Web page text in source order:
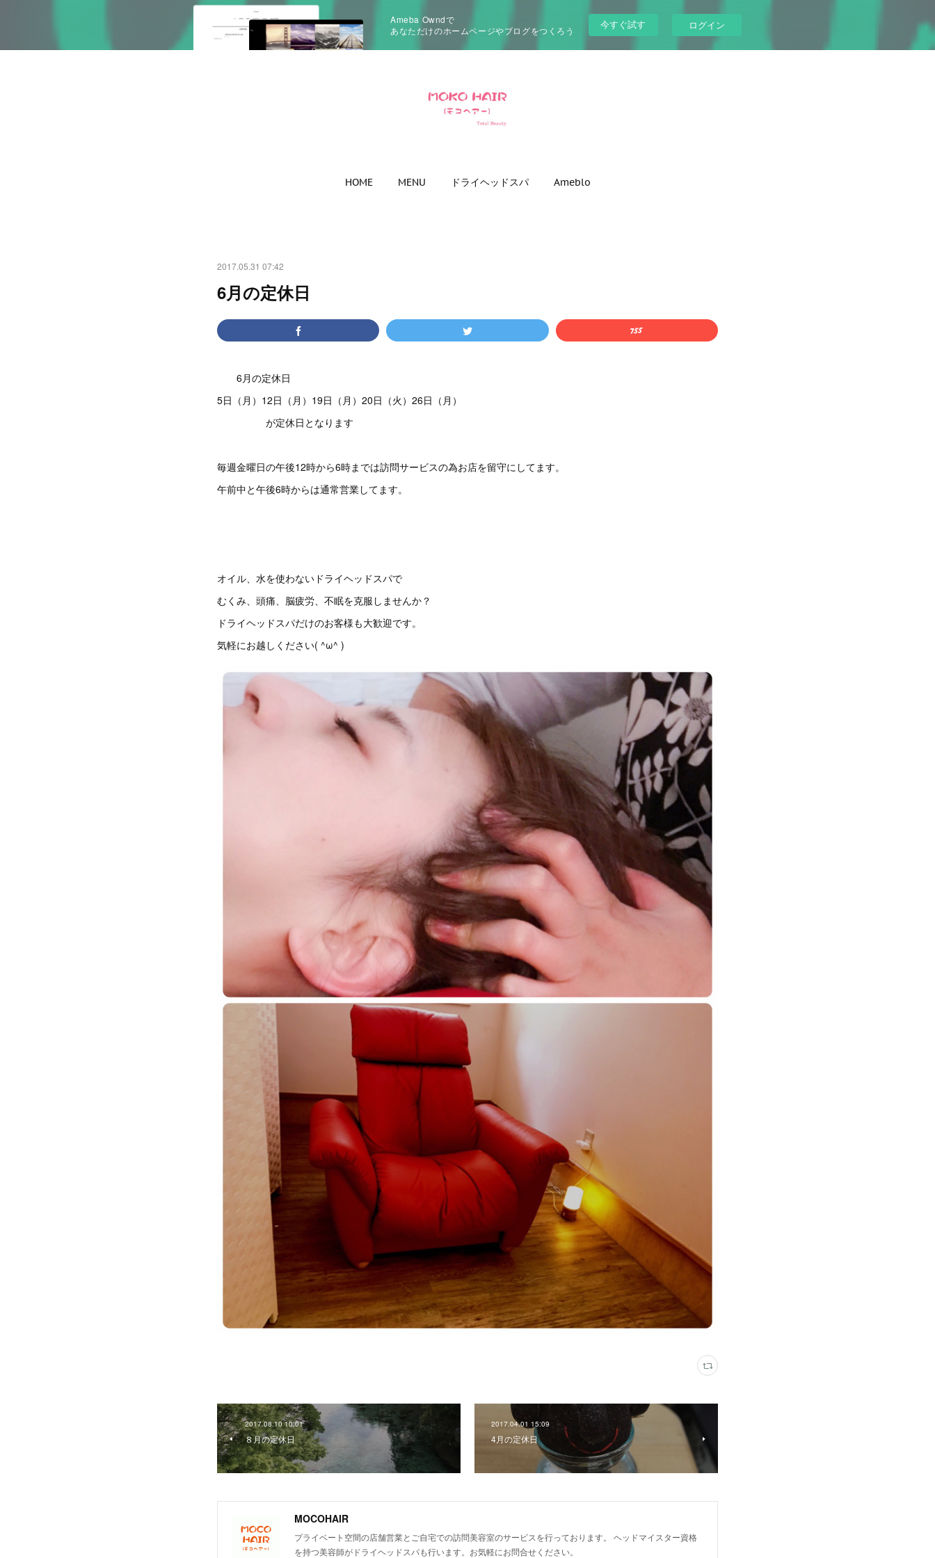
Ameba Owndで
あなただけのホームページやブログをつくろう
今すぐ試す ログイン
HOME MENU ドライヘッドスパ Ameblo
2017.05.31 07:42
6月の定休日
6月の定休日
5日（月）12日（月）19日（月）20日（火）26日（月）
が定休日となります
毎週金曜日の午後12時から6時までは訪問サービスの為お店を留守にしてます。
午前中と午後6時からは通常営業してます。
オイル、水を使わないドライヘッドスパで
むくみ、頭痛、脳疲労、不眠を克服しませんか？
ドライヘッドスパだけのお客様も大歓迎です。
気軽にお越しください( ^ω^ )
2017.08.10 10:01
８月の定休日
2017.04.01 15:09
4月の定休日
MOCOHAIR
プライベート空間の店舗営業とご自宅での訪問美容室のサービスを行っております。 ヘッドマイスター資格
を持つ美容師がドライヘッドスパも行います。お気軽にお問合せください。